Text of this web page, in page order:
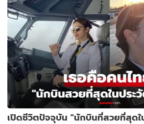
เปิดชีวิตปัจจุบัน "นักบินที่สวยที่สุดใ